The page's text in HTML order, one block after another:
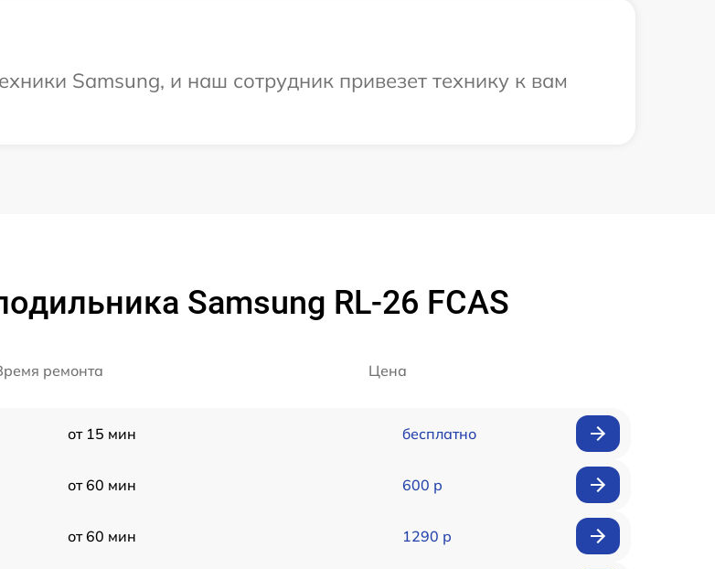
Samsung, и наш сотрудник привезет технику к вам
Samsung RL-26 FCAS
ремонта Цена
от 15 мин бесплатно
от 60 мин 600 р
от 60 мин 1290 р